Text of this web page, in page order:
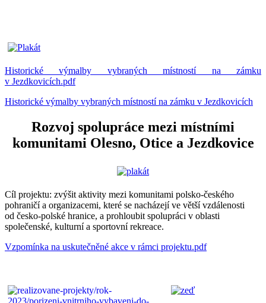
Historické výmalby vybraných místností na zámku
v Jezdkovicích.pdf
Historické výmalby vybraných místností na zámku v Jezdkovicích
Rozvoj spolupráce mezi místními
komunitami Olesno, Otice a Jezdkovice
Cíl projektu: zvýšit aktivity mezi komunitami polsko-českého
pohraničí a organizacemi, které se nacházejí ve větší vzdálenosti
od česko-polské hranice, a prohloubit spolupráci v oblasti
společenské, kulturní a sportovní rekreace.
Vzpomínka na uskutečněné akce v rámci projektu.pdf